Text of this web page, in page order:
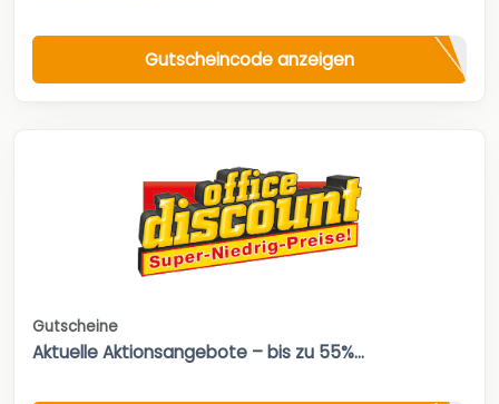
Gutscheincode anzeigen
Gutscheine
Aktuelle Aktionsangebote – bis zu 55%...